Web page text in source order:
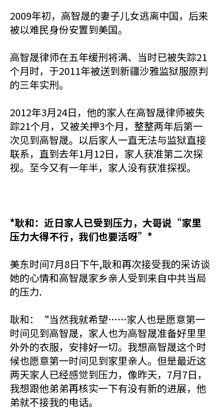
2009年初，高智晟的妻子儿女逃离中国，后来
被以难民身份安置到美国。
高智晟律师在五年缓刑将满、当时已被失踪21
个月时，于2011年被送到新疆沙雅监狱服原判
的三年实刑。
2012年3月24日，他的家人在高智晟律师被失
踪21个月，又被关押3个月，整整两年后第一
次见到高智晟。以后家人一直无法与监狱直接
联系，直到去年1月12日，家人获准第二次探
视。至今又有一年半，家人没有获准探视。
*耿和：近日家人已受到压力，大哥说“家里
压力大得不行，我们也要活呀”*
美东时间7月8日下午,耿和再次接受我的采访谈
她的心情和高智晟家乡亲人受到来自中共当局
的压力.
耿和：“当然我就希望……家人也是愿意第一
时间见到高智晟，家人也为高智晟准备好里里
外外的衣服，安排好一切。我想高智晟这个时
候也愿意第一时间见到家里亲人。但是最近这
两天家人已经感觉到压力，像昨天，7月7日，
我想跟他弟弟再核实一下有没有新的进展，他
弟就不接我的电话。